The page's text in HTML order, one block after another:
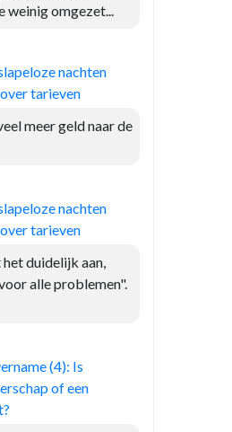
weinig omgezet...
nachten
tarieven
meer geld naar de
nachten
tarieven
duidelijk aan,
alle problemen".
(4): Is
of een